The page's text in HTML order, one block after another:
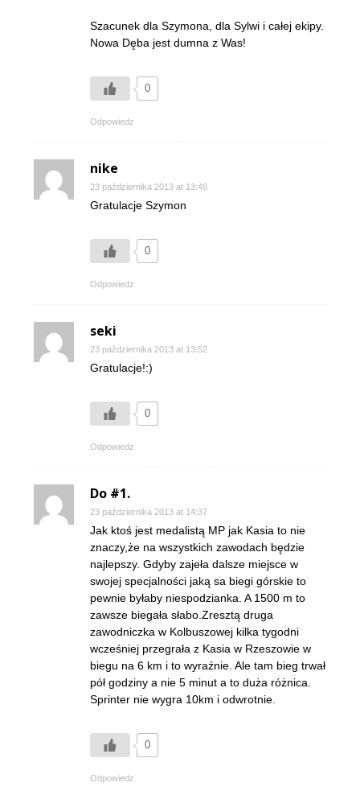
Szacunek dla Szymona, dla Sylwi i całej ekipy.
Nowa Dęba jest dumna z Was!
0
Odpowiedz
nike
23 października 2013 at 13:48
Gratulacje Szymon
0
Odpowiedz
seki
23 października 2013 at 13:52
Gratulacje!:)
0
Odpowiedz
Do #1.
23 października 2013 at 14:37
Jak ktoś jest medalistą MP jak Kasia to nie
znaczy,że na wszystkich zawodach będzie
najlepszy. Gdyby zajeła dalsze miejsce w
swojej specjalności jaką sa biegi górskie to
pewnie byłaby niespodzianka. A 1500 m to
zawsze biegała słabo.Zresztą druga
zawodniczka w Kolbuszowej kilka tygodni
wcześniej przegrała z Kasia w Rzeszowie w
biegu na 6 km i to wyraźnie. Ale tam bieg trwał
pół godziny a nie 5 minut a to duża różnica.
Sprinter nie wygra 10km i odwrotnie.
0
Odpowiedz